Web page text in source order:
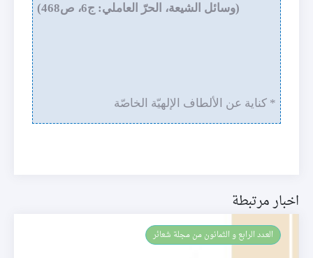
(وسائل الشيعة، الحرّ العاملي: ج6، ص468)
* كناية عن الألطاف الإلهيّة الخاصّة
اخبار مرتبطة
العـدد الرابع و الثمانون من مجلة شعائر